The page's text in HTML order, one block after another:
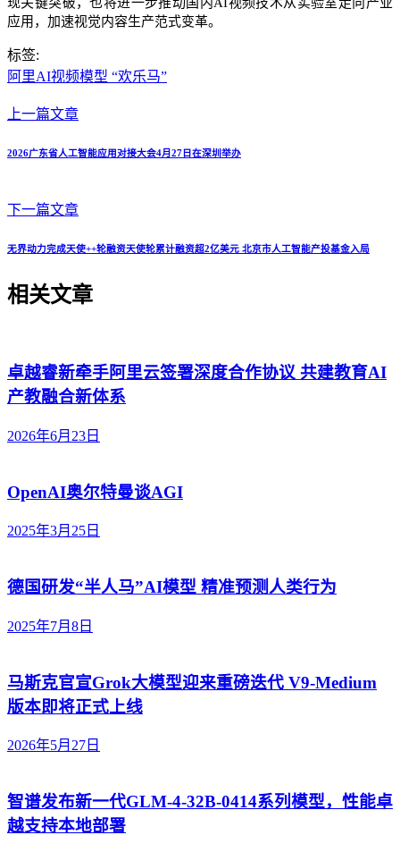
应用，加速视觉内容生产范式变革。
标签:
阿里AI视频模型 “欢乐马”
上一篇文章
2026广东省人工智能应用对接大会4月27日在深圳举办
下一篇文章
无界动力完成天使++轮融资天使轮累计融资超2亿美元 北京市人工智能产投基金入局
相关文章
卓越睿新牵手阿里云签署深度合作协议 共建教育AI
产教融合新体系
2026年6月23日
OpenAI奥尔特曼谈AGI
2025年3月25日
德国研发“半人马”AI模型 精准预测人类行为
2025年7月8日
马斯克官宣Grok大模型迎来重磅迭代 V9-Medium
版本即将正式上线
2026年5月27日
智谱发布新一代GLM-4-32B-0414系列模型，性能卓
越支持本地部署